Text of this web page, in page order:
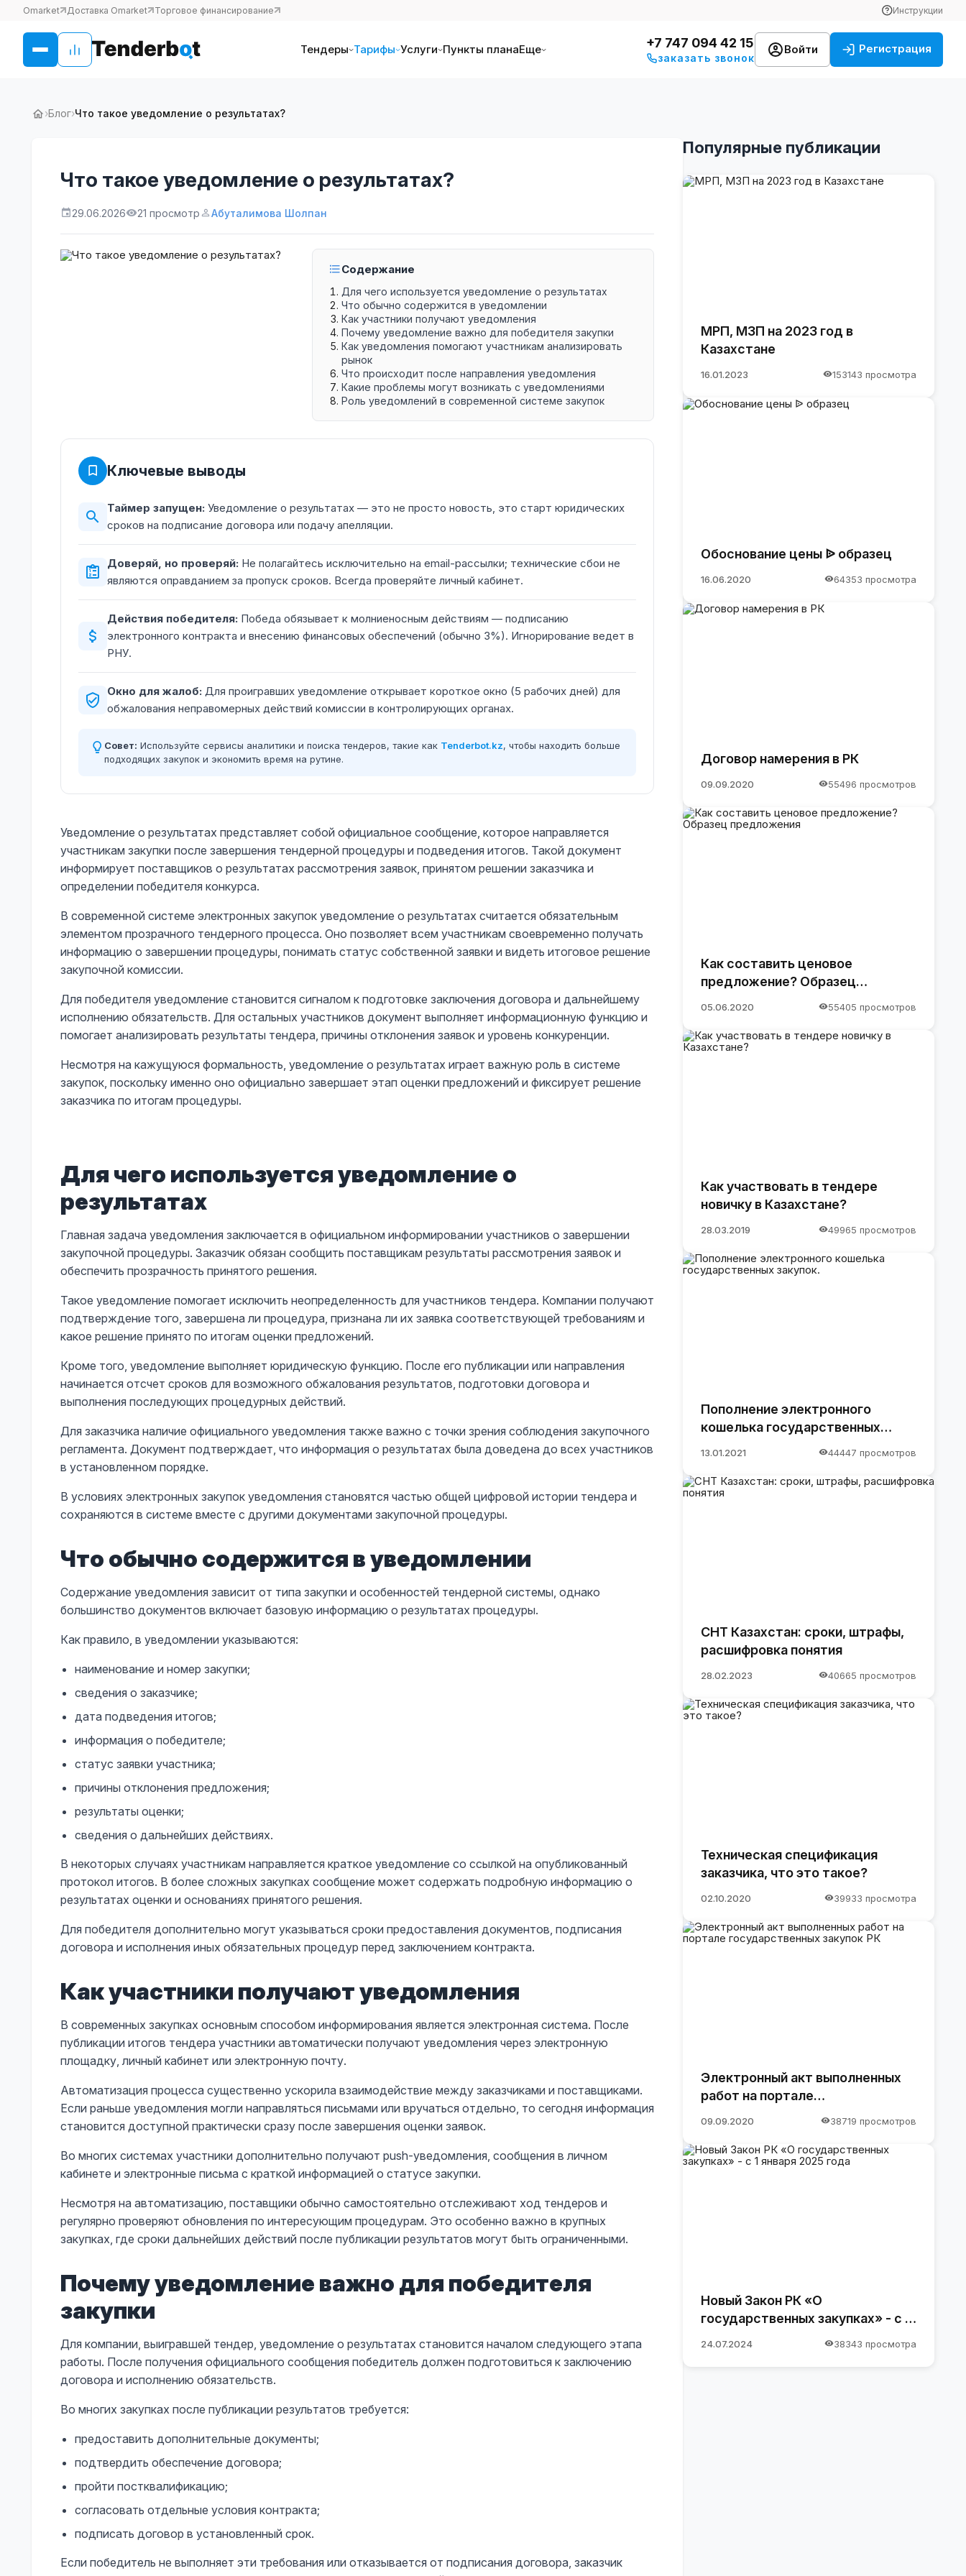
Omarket Доставка Omarket Торговое финансирование Инструкции
Тендеры Тарифы Услуги Пункты планаЕще +7 747 094 42 15
заказать звонок
Войти Регистрация
›Блог›Что такое уведомление о результатах?
Что такое уведомление о результатах?
29.06.2026 21 просмотр Абуталимова Шолпан
Содержание
Для чего используется уведомление о результатах
Что обычно содержится в уведомлении
Как участники получают уведомления
Почему уведомление важно для победителя закупки
Как уведомления помогают участникам анализировать
рынок
Что происходит после направления уведомления
Какие проблемы могут возникать с уведомлениями
Роль уведомлений в современной системе закупок
Ключевые выводы
Таймер запущен: Уведомление о результатах — это не просто новость, это старт юридических
сроков на подписание договора или подачу апелляции.
Доверяй, но проверяй: Не полагайтесь исключительно на email-рассылки; технические сбои не
являются оправданием за пропуск сроков. Всегда проверяйте личный кабинет.
Действия победителя: Победа обязывает к молниеносным действиям — подписанию
электронного контракта и внесению финансовых обеспечений (обычно 3%). Игнорирование ведет в
РНУ.
Окно для жалоб: Для проигравших уведомление открывает короткое окно (5 рабочих дней) для
обжалования неправомерных действий комиссии в контролирующих органах.
Совет: Используйте сервисы аналитики и поиска тендеров, такие как Tenderbot.kz, чтобы находить больше
подходящих закупок и экономить время на рутине.
Уведомление о результатах представляет собой официальное сообщение, которое направляется
участникам закупки после завершения тендерной процедуры и подведения итогов. Такой документ
информирует поставщиков о результатах рассмотрения заявок, принятом решении заказчика и
определении победителя конкурса.
В современной системе электронных закупок уведомление о результатах считается обязательным
элементом прозрачного тендерного процесса. Оно позволяет всем участникам своевременно получать
информацию о завершении процедуры, понимать статус собственной заявки и видеть итоговое решение
закупочной комиссии.
Для победителя уведомление становится сигналом к подготовке заключения договора и дальнейшему
исполнению обязательств. Для остальных участников документ выполняет информационную функцию и
помогает анализировать результаты тендера, причины отклонения заявок и уровень конкуренции.
Несмотря на кажущуюся формальность, уведомление о результатах играет важную роль в системе
закупок, поскольку именно оно официально завершает этап оценки предложений и фиксирует решение
заказчика по итогам процедуры.
Для чего используется уведомление о
результатах
Главная задача уведомления заключается в официальном информировании участников о завершении
закупочной процедуры. Заказчик обязан сообщить поставщикам результаты рассмотрения заявок и
обеспечить прозрачность принятого решения.
Такое уведомление помогает исключить неопределенность для участников тендера. Компании получают
подтверждение того, завершена ли процедура, признана ли их заявка соответствующей требованиям и
какое решение принято по итогам оценки предложений.
Кроме того, уведомление выполняет юридическую функцию. После его публикации или направления
начинается отсчет сроков для возможного обжалования результатов, подготовки договора и
выполнения последующих процедурных действий.
Для заказчика наличие официального уведомления также важно с точки зрения соблюдения закупочного
регламента. Документ подтверждает, что информация о результатах была доведена до всех участников
в установленном порядке.
В условиях электронных закупок уведомления становятся частью общей цифровой истории тендера и
сохраняются в системе вместе с другими документами закупочной процедуры.
Что обычно содержится в уведомлении
Содержание уведомления зависит от типа закупки и особенностей тендерной системы, однако
большинство документов включает базовую информацию о результатах процедуры.
Как правило, в уведомлении указываются:
наименование и номер закупки;
сведения о заказчике;
дата подведения итогов;
информация о победителе;
статус заявки участника;
причины отклонения предложения;
результаты оценки;
сведения о дальнейших действиях.
В некоторых случаях участникам направляется краткое уведомление со ссылкой на опубликованный
протокол итогов. В более сложных закупках сообщение может содержать подробную информацию о
результатах оценки и основаниях принятого решения.
Для победителя дополнительно могут указываться сроки предоставления документов, подписания
договора и исполнения иных обязательных процедур перед заключением контракта.
Как участники получают уведомления
В современных закупках основным способом информирования является электронная система. После
публикации итогов тендера участники автоматически получают уведомления через электронную
площадку, личный кабинет или электронную почту.
Автоматизация процесса существенно ускорила взаимодействие между заказчиками и поставщиками.
Если раньше уведомления могли направляться письмами или вручаться отдельно, то сегодня информация
становится доступной практически сразу после завершения оценки заявок.
Во многих системах участники дополнительно получают push-уведомления, сообщения в личном
кабинете и электронные письма с краткой информацией о статусе закупки.
Несмотря на автоматизацию, поставщики обычно самостоятельно отслеживают ход тендеров и
регулярно проверяют обновления по интересующим процедурам. Это особенно важно в крупных
закупках, где сроки дальнейших действий после публикации результатов могут быть ограниченными.
Почему уведомление важно для победителя
закупки
Для компании, выигравшей тендер, уведомление о результатах становится началом следующего этапа
работы. После получения официального сообщения победитель должен подготовиться к заключению
договора и исполнению обязательств.
Во многих закупках после публикации результатов требуется:
предоставить дополнительные документы;
подтвердить обеспечение договора;
пройти постквалификацию;
согласовать отдельные условия контракта;
подписать договор в установленный срок.
Если победитель не выполняет эти требования или отказывается от подписания договора, заказчик
Популярные публикации
МРП, МЗП на 2023 год в
Казахстане
16.01.2023 153143 просмотра
Обоснование цены ᐉ образец
16.06.2020 64353 просмотра
Договор намерения в РК
09.09.2020 55496 просмотров
Как составить ценовое
предложение? Образец
05.06.2020 55405 просмотров
Как участвовать в тендере
новичку в Казахстане?
28.03.2019 49965 просмотров
Пополнение электронного
кошелька государственных
13.01.2021 44447 просмотров
СНТ Казахстан: сроки, штрафы,
расшифровка понятия
28.02.2023 40665 просмотров
Техническая спецификация
заказчика, что это такое?
02.10.2020 39933 просмотра
Электронный акт выполненных
работ на портале
09.09.2020 38719 просмотров
Новый Закон РК «О
государственных закупках» - с 1
24.07.2024 38343 просмотра